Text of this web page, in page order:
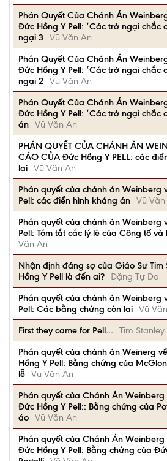
Phán Quyết Của Chánh Án
Đức Hồng Y Pell: ‘Các trở ngại chắc
ngại 3 Vũ Văn An
Phán Quyết Của Chánh Án
Đức Hồng Y Pell: ‘Các trở ngại chắc
ngại 2 Vũ Văn An
Phán Quyết Của Chánh Án
Đức Hồng Y Pell: ‘Các trở ngại chắc
án Vũ Văn An
PHÁN QUYẾT CỦA CHÁNH ÁN
CÁO CỦA Đức Hồng Y PELL: các
lại Vũ Văn An
Phán quyết của chánh án Weinberg
Pell: các điển hình kháng án Vũ Văn
Phán quyết của chánh án Weinberg
Pell: Tóm tắt các lý lẽ của Công tố
Văn An
Nhận định đáng sợ của Giáo Sư Tim
Hồng Y Pell là đến ai? Đặng Tự Do
Phán quyết của chánh án Weinberg
Pell: Các bằng chứng còn lại Vũ
First they came for Pell…
Tim Stanley
Phán quyết của chánh án Weinerg
Hồng Y Pell: Bằng chứng của
lễ Vũ Văn An
Phán quyết của Chánh Án
Đức Hồng Y Pell:: Bằng chứng của
áo Vũ Văn An
Phán quyết của Chánh Án
Đức Hồng Y Pell: Bằng chứng của